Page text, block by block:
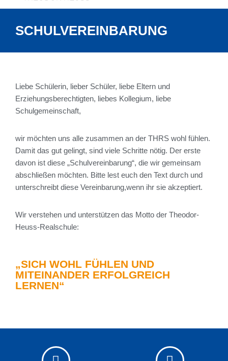
SCHULVEREINBARUNG
Liebe Schülerin, lieber Schüler, liebe Eltern und
Erziehungsberechtigten, liebes Kollegium, liebe
Schulgemeinschaft,
wir möchten uns alle zusammen an der THRS wohl fühlen.
Damit das gut gelingt, sind viele Schritte nötig. Der erste
davon ist diese „Schulvereinbarung“, die wir gemeinsam
abschließen möchten. Bitte lest euch den Text durch und
unterschreibt diese Vereinbarung,wenn ihr sie akzeptiert.
Wir verstehen und unterstützen das Motto der Theodor-
Heuss-Realschule:
„SICH WOHL FÜHLEN UND
MITEINANDER ERFOLGREICH
LERNEN“